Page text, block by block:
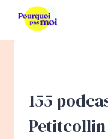
contenu
155